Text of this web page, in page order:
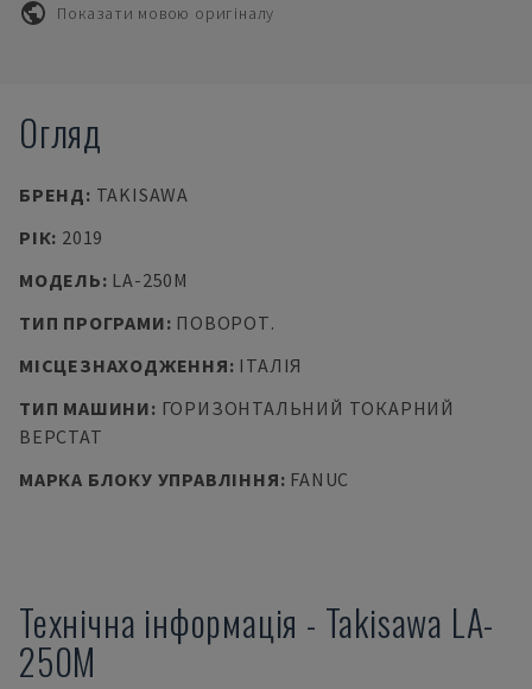
Показати мовою оригіналу
Огляд
БРЕНД: TAKISAWA
РІК: 2019
МОДЕЛЬ: LA-250M
ТИП ПРОГРАМИ: ПОВОРОТ.
МІСЦЕЗНАХОДЖЕННЯ: ІТАЛІЯ
ТИП МАШИНИ: ГОРИЗОНТАЛЬНИЙ ТОКАРНИЙ
ВЕРСТАТ
МАРКА БЛОКУ УПРАВЛІННЯ: FANUC
Технічна інформація - Takisawa LA-
250M